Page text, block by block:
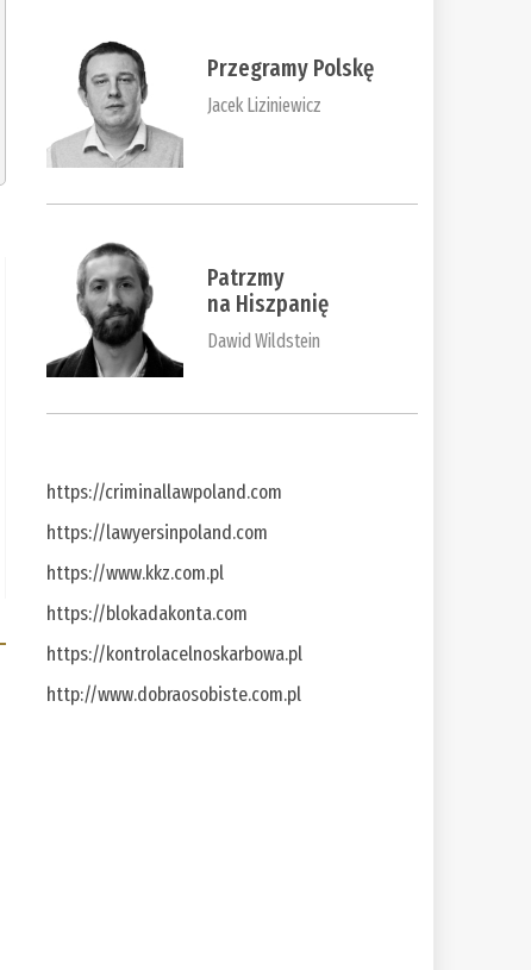
Przegramy Polskę
Jacek Liziniewicz
Patrzmy
na Hiszpanię
Dawid Wildstein
https://criminallawpoland.com
https://lawyersinpoland.com
https://www.kkz.com.pl
https://blokadakonta.com
https://kontrolacelnoskarbowa.pl
http://www.dobraosobiste.com.pl